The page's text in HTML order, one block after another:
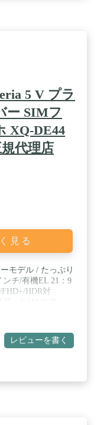
5 V プラ
ー SIMフ
XQ-DE44
代理店
見る
モデル / たっぷり
ンチ/有機EL 21：9
HDR対
Platform搭載
レビューを書く